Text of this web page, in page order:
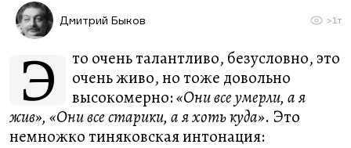
Дмитрий Быков >1т
Э
то очень талантливо, безусловно, это
очень живо, но тоже довольно
высокомерно:«Они все умерли, а я
жив», «Они все старики, а я хоть куда». Это
немножко тиняковская интонация: